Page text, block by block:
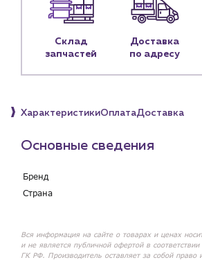
Пн – пт: 9:00 – 18:00
sales@profpotok.ru
Склад
запчастей
Доставка
по адресу
ХарактеристикиОплатаДоставка
Основные сведения
Бренд
Страна
Вся информация на сайте о товарах и ценах
и не является публичной офертой в
ГК РФ. Производитель оставляет за собой право